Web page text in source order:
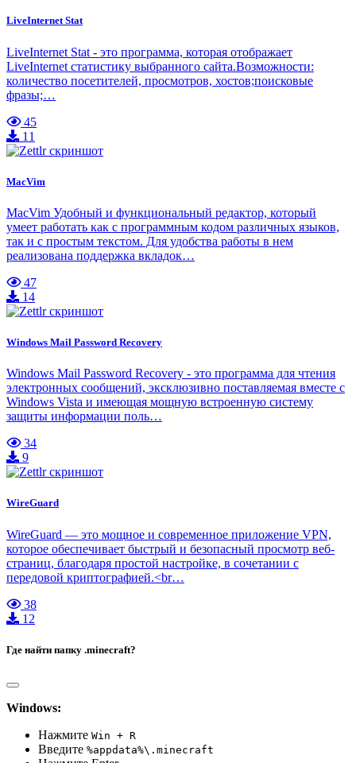
LiveInternet Stat
LiveInternet Stat - это программа, которая отображает
LiveInternet статистику выбранного сайта.Возможности:
количество посетителей, просмотров, хостов;поисковые
фразы;…
45
11
MacVim
MacVim Удобный и функциональный редактор, который
умеет работать как с программным кодом различных языков,
так и с простым текстом. Для удобства работы в нем
реализована поддержка вкладок…
47
14
Windows Mail Password Recovery
Windows Mail Password Recovery - это программа для чтения
электронных сообщений, эксклюзивно поставляемая вместе с
Windows Vista и имеющая мощную встроенную систему
защиты информации поль…
34
9
WireGuard
WireGuard — это мощное и современное приложение VPN,
которое обеспечивает быстрый и безопасный просмотр веб-
страниц, благодаря простой настройке, в сочетании с
передовой криптографией.<br…
38
12
Где найти папку .minecraft?
Windows:
Нажмите Win + R
Введите %appdata%\.minecraft